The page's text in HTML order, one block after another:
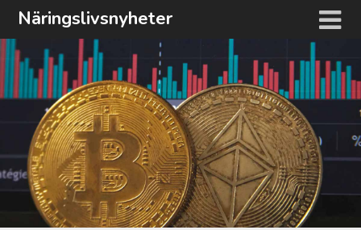
Hoppa
innehåll
Näringslivsnyheter